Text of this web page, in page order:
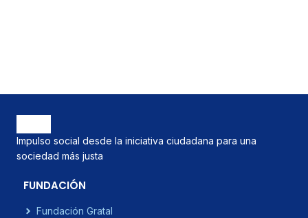
Impulso social desde la iniciativa ciudadana para una
sociedad más justa
FUNDACIÓN
Fundación Gratal